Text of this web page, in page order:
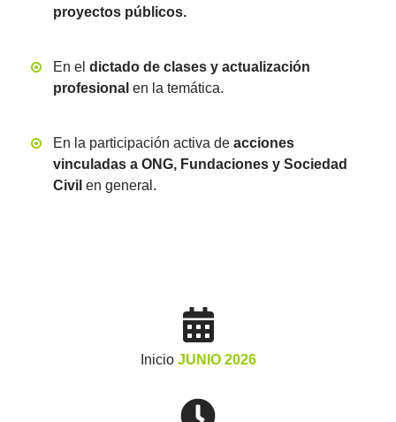
proyectos públicos.
En el dictado de clases y actualización
profesional en la temática.
En la participación activa de acciones
vinculadas a ONG, Fundaciones y Sociedad
Civil en general.
Inicio JUNIO 2026